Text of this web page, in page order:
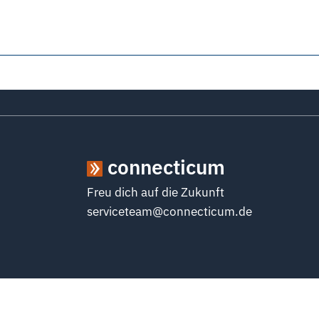
connecticum
Freu dich auf die Zukunft
serviceteam@connecticum.de